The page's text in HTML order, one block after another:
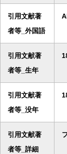
引用文献著
者等_外国語
引用文献著
者等_生年
引用文献著
者等_没年
引用文献著
者等_詳細